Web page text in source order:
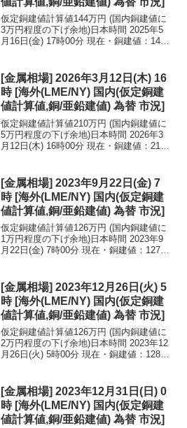
仮定銅建値計算値144万円 (国内銅建値に
3万円程度の下げ余地)日本時間 2025年5
月16日(金) 17時00分 現在・銅建値：147
日)LM...
[金属相場] 2026年3月12日(木) 16
時 [海外(LME/NY) 国内(仮定銅建
値計算値,銅/亜鉛建値) 為替 市況]
仮定銅建値計算値210万円 (国内銅建値に
5万円程度の下げ余地)日本時間 2026年3
月12日(木) 16時00分 現在・銅建値：215
日)LM...
[金属相場] 2023年9月22日(金) 7
時 [海外(LME/NY) 国内(仮定銅建
値計算値,銅/亜鉛建値) 為替 市況]
仮定銅建値計算値126万円 (国内銅建値に
1万円程度の下げ余地)日本時間 2023年9
月22日(金) 7時00分 現在・銅建値：127万
銅：8...
[金属相場] 2023年12月26日(火) 5
時 [海外(LME/NY) 国内(仮定銅建
値計算値,銅/亜鉛建値) 為替 市況]
仮定銅建値計算値126万円 (国内銅建値に
2万円程度の下げ余地)日本時間 2023年12
月26日(火) 5時00分 現在・銅建値：128万
場・...
[金属相場] 2023年12月31日(日) 0
時 [海外(LME/NY) 国内(仮定銅建
値計算値,銅/亜鉛建値) 為替 市況]